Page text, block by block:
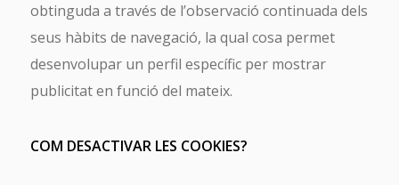
obtinguda a través de l’observació continuada dels
seus hàbits de navegació, la qual cosa permet
desenvolupar un perfil específic per mostrar
publicitat en funció del mateix.
COM DESACTIVAR LES COOKIES?